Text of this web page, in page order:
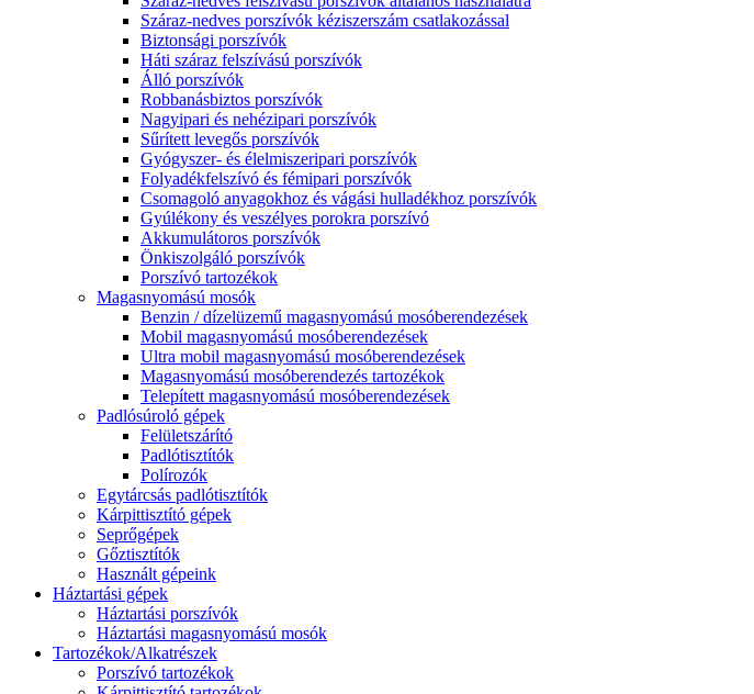
Száraz-nedves porszívók kéziszerszám csatlakozással
Biztonsági porszívók
Háti száraz felszívású porszívók
Álló porszívók
Robbanásbiztos porszívók
Nagyipari és nehézipari porszívók
Sűrített levegős porszívók
Gyógyszer- és élelmiszeripari porszívók
Folyadékfelszívó és fémipari porszívók
Csomagoló anyagokhoz és vágási hulladékhoz porszívók
Gyúlékony és veszélyes porokra porszívó
Akkumulátoros porszívók
Önkiszolgáló porszívók
Porszívó tartozékok
Magasnyomású mosók
Benzin / dízelüzemű magasnyomású mosóberendezések
Mobil magasnyomású mosóberendezések
Ultra mobil magasnyomású mosóberendezések
Magasnyomású mosóberendezés tartozékok
Telepített magasnyomású mosóberendezések
Padlósúroló gépek
Felületszárító
Padlótisztítók
Polírozók
Egytárcsás padlótisztítók
Kárpittisztító gépek
Seprőgépek
Gőztisztítók
Használt gépeink
Háztartási gépek
Háztartási porszívók
Háztartási magasnyomású mosók
Tartozékok/Alkatrészek
Porszívó tartozékok